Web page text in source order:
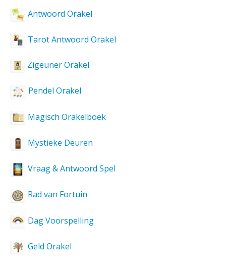
Antwoord Orakel
Tarot Antwoord Orakel
Zigeuner Orakel
Pendel Orakel
Magisch Orakelboek
Mystieke Deuren
Vraag & Antwoord Spel
Rad van Fortuin
Dag Voorspelling
Geld Orakel